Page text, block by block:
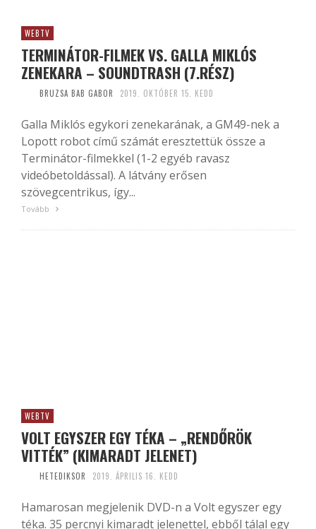
WEBTV
TERMINÁTOR-FILMEK VS. GALLA MIKLÓS
ZENEKARA – SOUNDTRASH (7.RÉSZ)
BRUZSA BAB GABOR 2019. OKTÓBER 15. KEDD
Galla Miklós egykori zenekarának, a GM49-nek a
Lopott robot című számát eresztettük össze a
Terminátor-filmekkel (1-2 egyéb ravasz
videóbetoldással). A látvány erősen
szövegcentrikus, így...
Tovább
WEBTV
VOLT EGYSZER EGY TÉKA – „RENDŐRÖK
VITTÉK” (KIMARADT JELENET)
HETEDIKSOR 2019. ÁPRILIS 16. KEDD
Hamarosan megjelenik DVD-n a Volt egyszer egy
téka. 35 percnyi kimaradt jelenettel, ebből tálal egy